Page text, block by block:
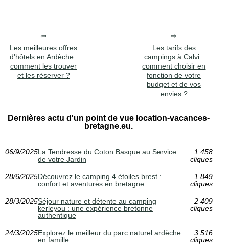
Les meilleures offres
d'hôtels en Ardèche :
comment les trouver
et les réserver ?
Les tarifs des
campings à Calvi :
comment choisir en
fonction de votre
budget et de vos
envies ?
Dernières actu d'un point de vue location-vacances-
bretagne.eu.
06/9/2025La Tendresse du Coton Basque au Service
de votre Jardin
1 458
cliques
28/6/2025Découvrez le camping 4 étoiles brest :
confort et aventures en bretagne
1 849
cliques
28/3/2025Séjour nature et détente au camping
kerleyou : une expérience bretonne
authentique
2 409
cliques
24/3/2025Explorez le meilleur du parc naturel ardèche
en famille
3 516
cliques